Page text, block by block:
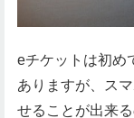
eチケットは初め
ありますが、ス
せることが出来